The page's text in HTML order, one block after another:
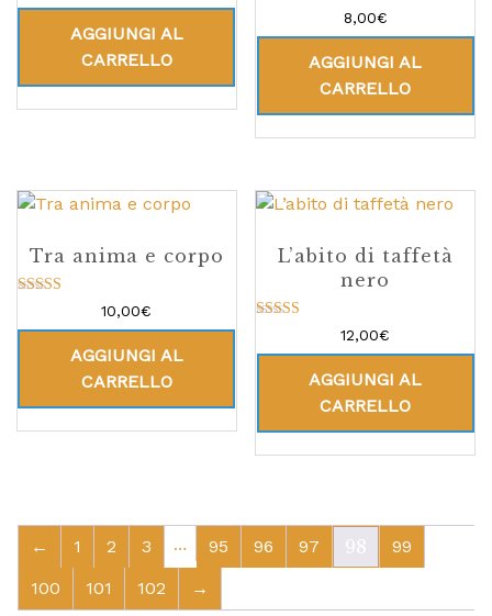
su 5
AGGIUNGI AL
CARRELLO
8,00€
AGGIUNGI AL
CARRELLO
Tra anima e corpo
su 5
10,00€
AGGIUNGI AL
CARRELLO
L’abito di taffetà
nero
su 5
12,00€
AGGIUNGI AL
CARRELLO
← 1 2 3 … 95 96 97 98
99
100
101 102 →